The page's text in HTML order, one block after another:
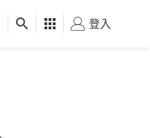
健康 好食玩飛
登入